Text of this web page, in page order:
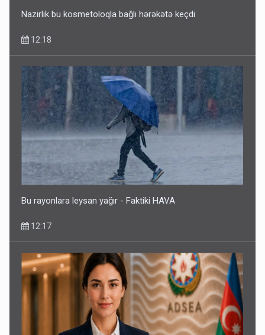
Nazirlik bu kosmetoloqla bağlı hərəkətə keçdi
12:18
Bu rayonlara leysan yağır - Faktiki HAVA
12:17